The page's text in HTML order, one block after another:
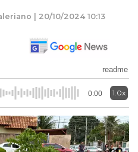
| 20/10/2024 10:13
readme
0:00 1.0x